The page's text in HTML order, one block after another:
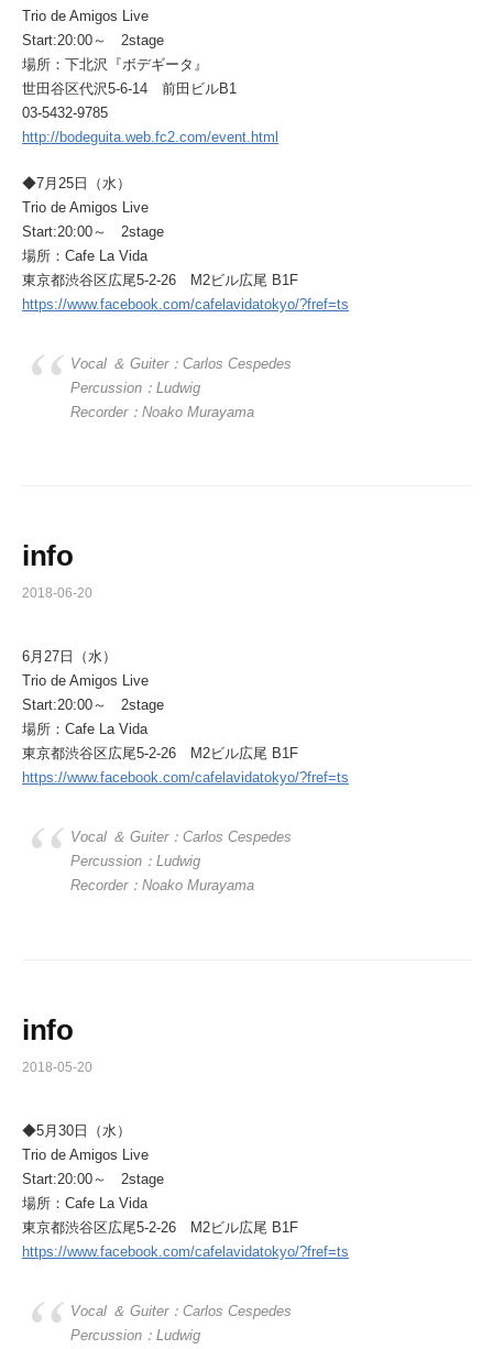
Trio de Amigos Live
Start:20:00～ 2stage
場所：下北沢『ボデギータ』
世田谷区代沢5-6-14 前田ビルB1
03-5432-9785
http://bodeguita.web.fc2.com/event.html
◆7月25日（水）
Trio de Amigos Live
Start:20:00～ 2stage
場所：Cafe La Vida
東京都渋谷区広尾5-2-26 M2ビル広尾 B1F
https://www.facebook.com/cafelavidatokyo/?fref=ts
Vocal ＆ Guiter：Carlos Cespedes
Percussion：Ludwig
Recorder：Noako Murayama
info
2018-06-20
6月27日（水）
Trio de Amigos Live
Start:20:00～ 2stage
場所：Cafe La Vida
東京都渋谷区広尾5-2-26 M2ビル広尾 B1F
https://www.facebook.com/cafelavidatokyo/?fref=ts
Vocal ＆ Guiter：Carlos Cespedes
Percussion：Ludwig
Recorder：Noako Murayama
info
2018-05-20
◆5月30日（水）
Trio de Amigos Live
Start:20:00～ 2stage
場所：Cafe La Vida
東京都渋谷区広尾5-2-26 M2ビル広尾 B1F
https://www.facebook.com/cafelavidatokyo/?fref=ts
Vocal ＆ Guiter：Carlos Cespedes
Percussion：Ludwig